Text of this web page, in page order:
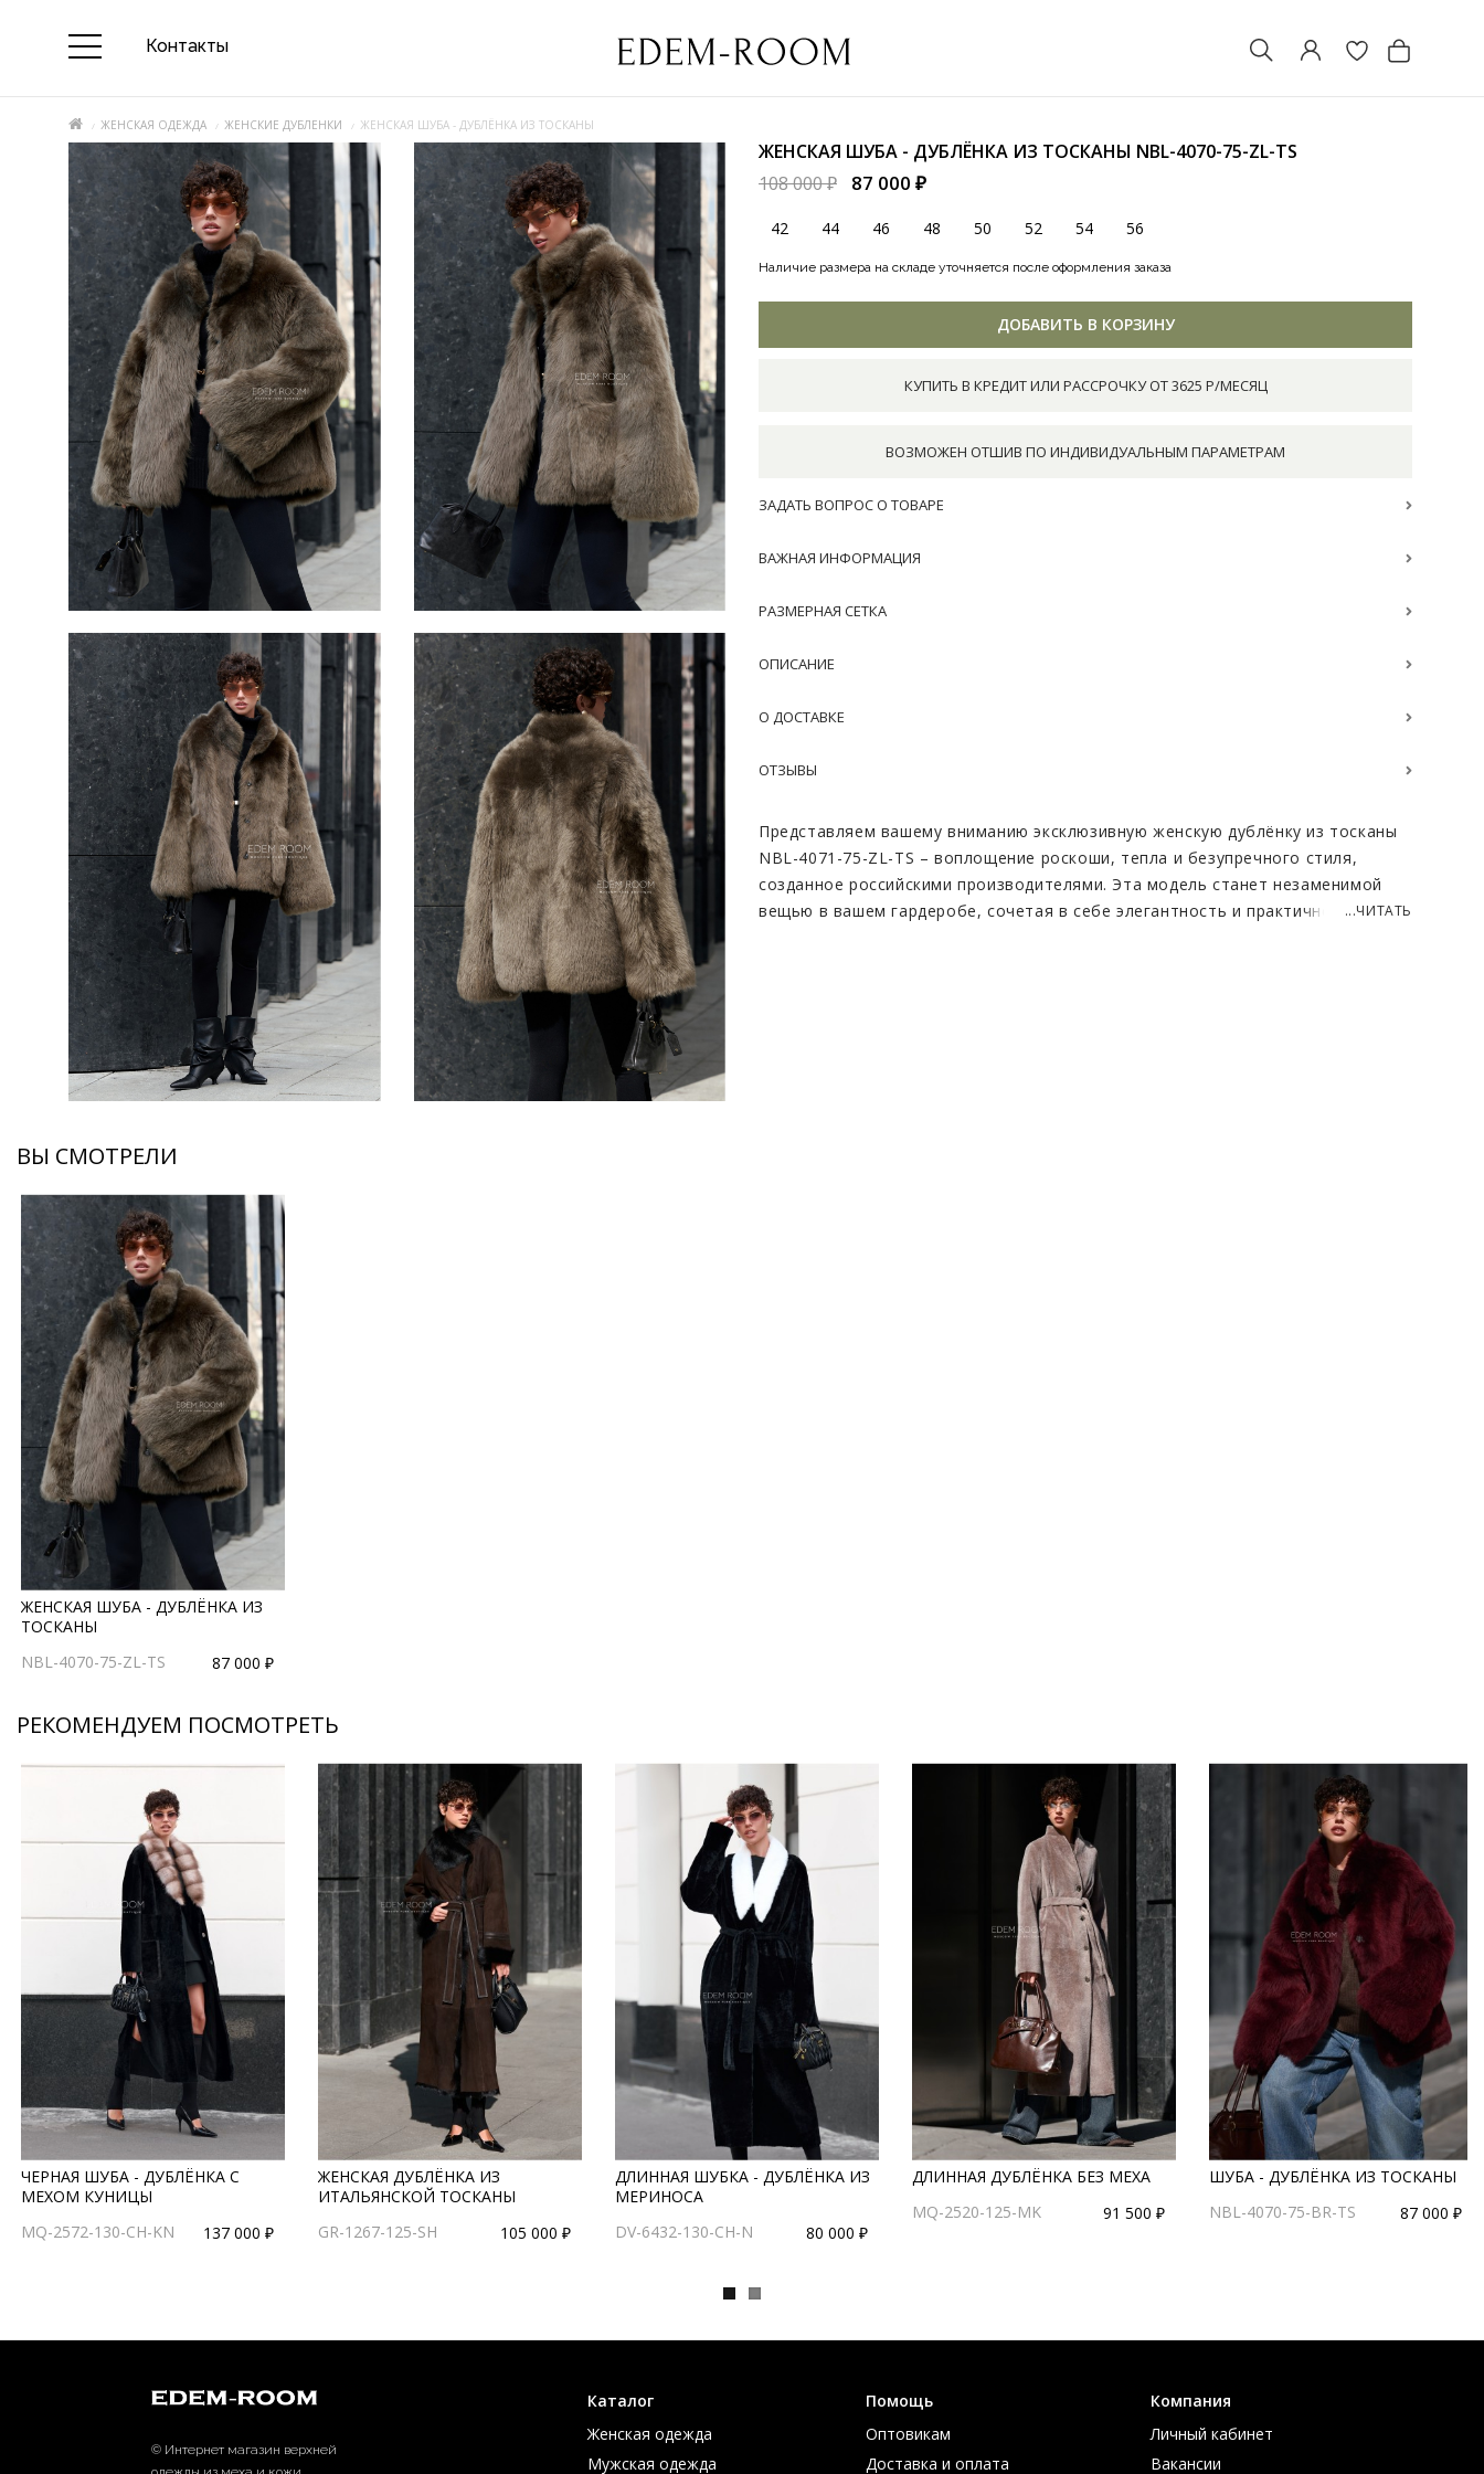
Контакты
ЖЕНСКАЯ ОДЕЖДА ЖЕНСКИЕ ДУБЛЕНКИ ЖЕНСКАЯ ШУБА - ДУБЛЁНКА ИЗ ТОСКАНЫ
ЖЕНСКАЯ ШУБА - ДУБЛЁНКА ИЗ ТОСКАНЫ NBL-4070-75-ZL-TS
108 000 ₽
87 000 ₽
42 44 46 48 50 52 54 56
Наличие размера на складе уточняется после оформления заказа
ДОБАВИТЬ В КОРЗИНУ
КУПИТЬ В КРЕДИТ ИЛИ РАССРОЧКУ ОТ 3625 Р/МЕСЯЦ
ВОЗМОЖЕН ОТШИВ ПО ИНДИВИДУАЛЬНЫМ ПАРАМЕТРАМ
ЗАДАТЬ ВОПРОС О ТОВАРЕ
ВАЖНАЯ ИНФОРМАЦИЯ
РАЗМЕРНАЯ СЕТКА
ОПИСАНИЕ
О ДОСТАВКЕ
ОТЗЫВЫ
Представляем вашему вниманию эксклюзивную женскую дублёнку из тосканы
NBL-4071-75-ZL-TS – воплощение роскоши, тепла и безупречного стиля,
созданное российскими производителями. Эта модель станет незаменимой
вещью в вашем гардеробе, сочетая в себе элегантность и практичность....ЧИТАТЬ
ВЫ СМОТРЕЛИ
ЖЕНСКАЯ ШУБА - ДУБЛЁНКА ИЗ
ТОСКАНЫ
NBL-4070-75-ZL-TS
87 000 ₽
РЕКОМЕНДУЕМ ПОСМОТРЕТЬ
ЧЕРНАЯ ШУБА - ДУБЛЁНКА С
МЕХОМ КУНИЦЫ
MQ-2572-130-CH-KN
137 000 ₽
ЖЕНСКАЯ ДУБЛЁНКА ИЗ
ИТАЛЬЯНСКОЙ ТОСКАНЫ
GR-1267-125-SH
105 000 ₽
ДЛИННАЯ ШУБКА - ДУБЛЁНКА ИЗ
МЕРИНОСА
DV-6432-130-CH-N
80 000 ₽
ДЛИННАЯ ДУБЛЁНКА БЕЗ МЕХА
MQ-2520-125-MK
91 500 ₽
ШУБА - ДУБЛЁНКА ИЗ ТОСКАНЫ
NBL-4070-75-BR-TS
87 000 ₽
© Интернет магазин верхней
Каталог
Женская одежда
Мужская одежда
Помощь
Оптовикам
Доставка и оплата
Компания
Личный кабинет
Вакансии